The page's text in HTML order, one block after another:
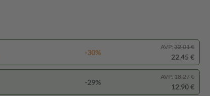
-30%
AVP: 32,01 €
22,45 €
-29%
AVP: 18,27 €
12,90 €